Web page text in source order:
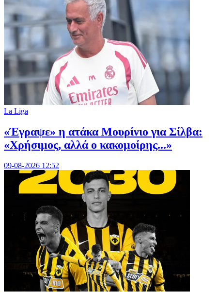
La Liga
«Έγραψε» η ατάκα Μουρίνιο για Σίλβα:
«Χρήσιμος, αλλά ο κακομοίρης...»
09-08-2026 12:52